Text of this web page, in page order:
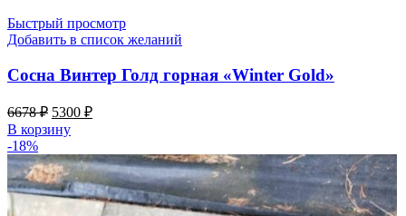
Быстрый просмотр
Добавить в список желаний
Сосна Винтер Голд горная «Winter Gold»
6678₽ Первоначальная
цена
составляла
6678 ₽.
5300 ₽Текущая
В корзину
-18%